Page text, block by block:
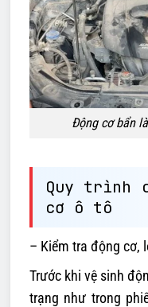
Động cơ bẩn
Quy trình
cơ ô tô
– Kiểm tra động cơ,
Trước khi vệ sinh
trạng như trong